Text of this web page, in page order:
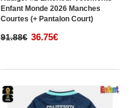
Enfant Monde 2026 Manches
Courtes (+ Pantalon Court)
91.88€ 36.75€